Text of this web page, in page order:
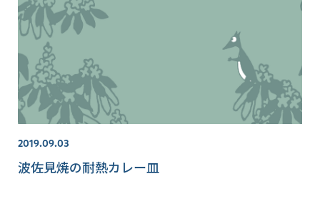
2019.09.03
波佐見焼の耐熱カレー皿